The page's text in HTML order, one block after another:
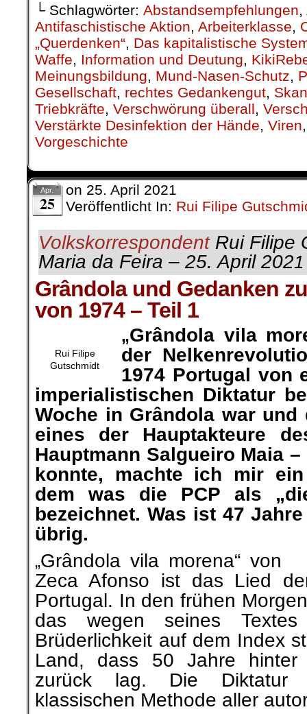
└ Schlagwörter: Abstandsempfehlungen
Antifaschistische Aktion Arbeiterklasse
„Querdenken“ Das kapitalistische
Waffe
Information und Deutung
Meinungsbildung
Mund-Nasen-Schutz
Gesellschaft rechtes Gedankengut
Triebkräfte Verschwörung überall
Verstärkte Desinfektion der Hände Viren
Vorgeschichte
Apr.
25
on 25. April 2021
Veröffentlicht In: Rui Filipe
VolkskorrespondentRui Filipe
Maria da Feira – 25. April 2021
Grândola und Gedanken
von 1974 – Teil 1
Rui Filipe
Gutschmidt
„Grândola vila
der
1974 Portugal von
imperialistischen Diktatur
Woche in Grândola war und
eines der Hauptakteure
Hauptmann Salgueiro Maia
konnte, machte ich mir
dem was die PCP als
bezeichnet. Was ist 47
übrig.
„Grândola vila morena“ von
Zeca Afonso ist das Lied
Portugal. In den frühen
das wegen seines
Brüderlichkeit auf dem Index
Land, dass 50 Jahre
zurück lag. Die Diktatur
klassischen Methode aller